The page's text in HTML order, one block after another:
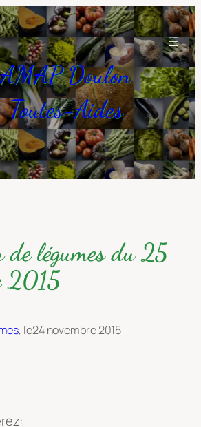
AMAP Doulon
Toutes-Aides
de légumes du 25
2015
, le24 novembre 2015